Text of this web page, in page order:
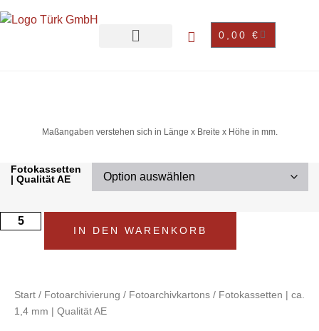
0,00 €
Maßangaben verstehen sich in Länge x Breite x Höhe in mm.
Fotokassetten
| Qualität AE
IN DEN WARENKORB
Start / Fotoarchivierung / Fotoarchivkartons / Fotokassetten | ca.
1,4 mm | Qualität AE